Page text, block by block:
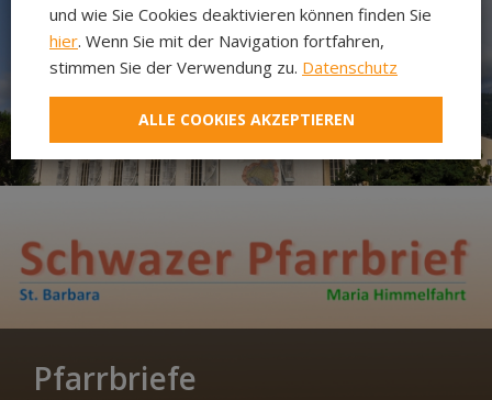
Pfarrbriefe
und wie Sie Cookies deaktivieren können finden Sie
hier. Wenn Sie mit der Navigation fortfahren,
stimmen Sie der Verwendung zu. Datenschutz
ALLE COOKIES AKZEPTIEREN